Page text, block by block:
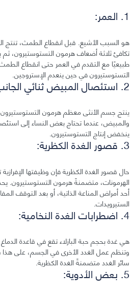
1. العمر:
هو السبب الأشيع. قبل انقطاع الطمث، تنتج
تكافئ ثلاثة أضعاف هرمون التستوستيرون، ثم
طبيعيًا مع التقدم في العمر حتى انقطاع
التستوستيرون في حين ينعدم الإستروجين.
2. استئصال المبيض ثنائي الجانب:
ينتج جسم الأنثى معظم هرمون
والمبيض، عندما تحتاج بعض النساء إلى
ينخفض إنتاج التستوستيرون.
3. قصور الغدة الكظرية:
حال قصور الغدة الكظرية فإن وظيفتها
الهرمونات، متضمنةً هرمون التستوستيرون.
أحد أمراض المناعة الذاتية، أو بعد التوقف
الستيرويدات.
4. اضطرابات الغدة النخامية:
هي غدة بحجم حبة البازلاء تقع في قاعدة
وتنظم عمل الغدد الأخرى في الجسم، على
سائر الغدد متضمنةً الغدة الكظرية.
5. بعض الأدوية: